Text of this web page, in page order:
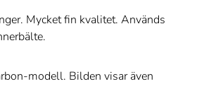
Mycket fin kvalitet. Används
modell. Bilden visar även